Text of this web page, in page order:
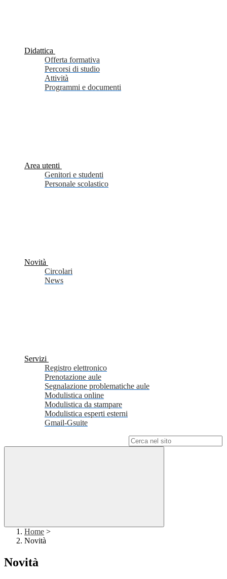
Didattica
Offerta formativa
Percorsi di studio
Attività
Programmi e documenti
Area utenti
Genitori e studenti
Personale scolastico
Novità
Circolari
News
Servizi
Registro elettronico
Prenotazione aule
Segnalazione problematiche aule
Modulistica online
Modulistica da stampare
Modulistica esperti esterni
Gmail-Gsuite
Home >
Novità
Novità